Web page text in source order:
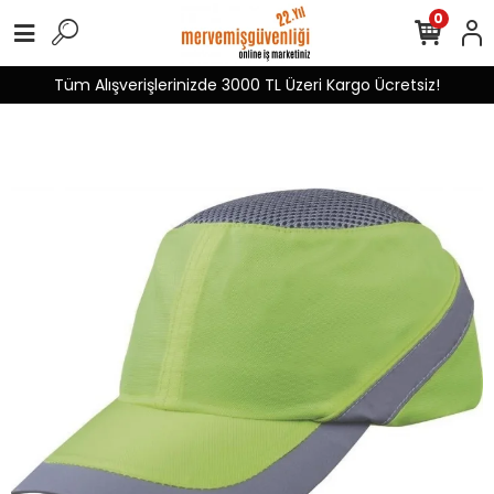
Tüm Alışverişlerinizde 3000 TL Üzeri Kargo Ücretsiz!
0